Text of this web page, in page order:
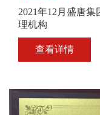
2021年12月盛唐
理机构
查看详情